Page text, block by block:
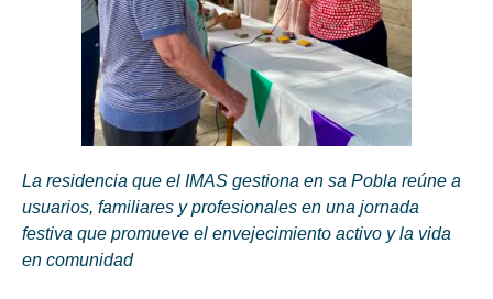
La residencia que el IMAS gestiona en sa Pobla reúne a
usuarios, familiares y profesionales en una jornada
festiva que promueve el envejecimiento activo y la vida
en comunidad